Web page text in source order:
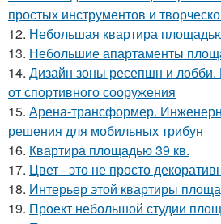
простых инструментов и
12. Небольшая квартира
13. Небольшие апартаменты
14. Дизайн зоны ресепшн и лобби.
от спортивного сооружения
15. Арена-трансформер.
решения для мобильных трибун
16. Квартира площадью 39 кв.
17. Цвет - это не просто
18. Интерьер этой квартиры
19. Проект небольшой студии